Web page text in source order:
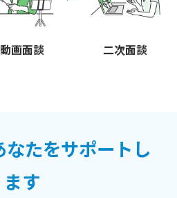
動画面談 二次面談
なたをサポートし
ます